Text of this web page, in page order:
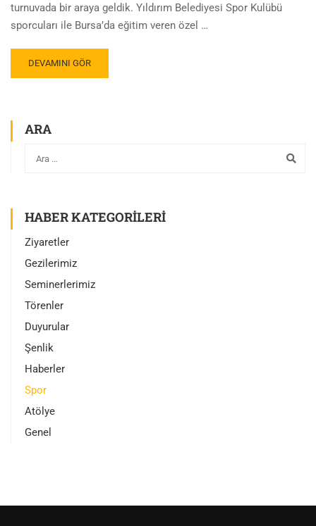
turnuvada bir araya geldik. Yıldırım Belediyesi Spor Kulübü
sporcuları ile Bursa’da eğitim veren özel …
DEVAMINI GÖR
ARA
HABER KATEGORILERI
Ziyaretler
Gezilerimiz
Seminerlerimiz
Törenler
Duyurular
Şenlik
Haberler
Spor
Atölye
Genel